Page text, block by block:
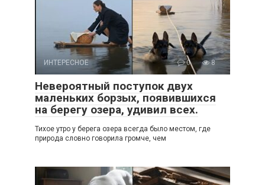
ИНТЕРЕСНОЕ 0 8
Невероятный поступок двух
маленьких борзых, появившихся
на берегу озера, удивил всех.
Тихое утро у берега озера всегда было местом, где
природа словно говорила громче, чем